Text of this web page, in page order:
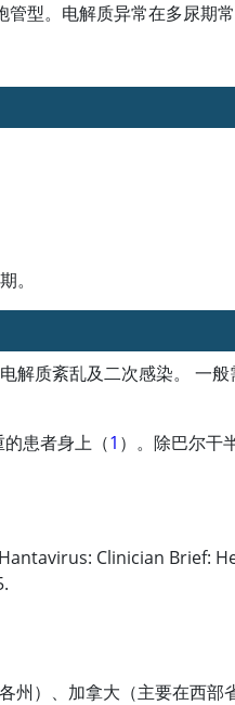
型。电解质异常在多尿期常
。
解质紊乱及二次感染。 一
患者身上（1 ）。除巴尔干
Clinician Brief:
州）、加拿大（主要在西